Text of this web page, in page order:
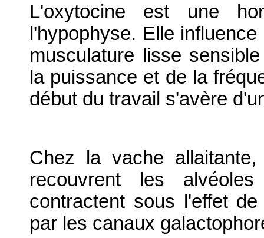
L'oxytocine est une
l'hypophyse. Elle
musculature lisse
la puissance et de la
début du travail s'avère
Chez la vache
recouvrent les
contractent sous l'effet
par les canaux